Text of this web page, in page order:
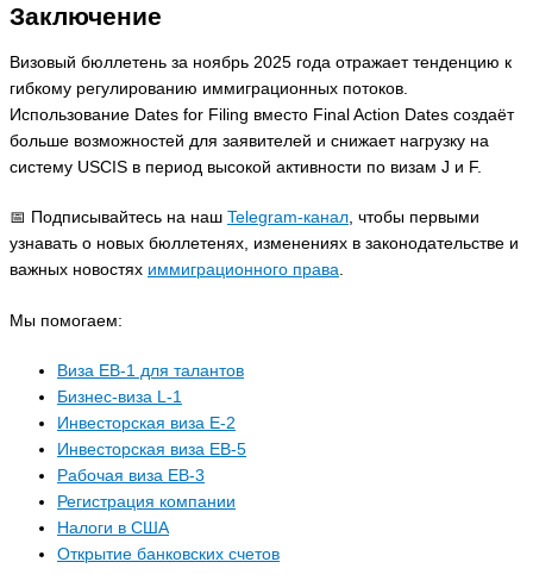
Заключение
Визовый бюллетень за ноябрь 2025 года отражает тенденцию к
гибкому регулированию иммиграционных потоков.
Использование Dates for Filing вместо Final Action Dates создаёт
больше возможностей для заявителей и снижает нагрузку на
систему USCIS в период высокой активности по визам J и F.
📅 Подписывайтесь на наш Telegram-канал, чтобы первыми
узнавать о новых бюллетенях, изменениях в законодательстве и
важных новостях иммиграционного права.
Мы помогаем:
Виза EB-1 для талантов
Бизнес-виза L-1
Инвесторская виза E-2
Инвесторская виза EB-5
Рабочая виза EB-3
Регистрация компании
Налоги в США
Открытие банковских счетов